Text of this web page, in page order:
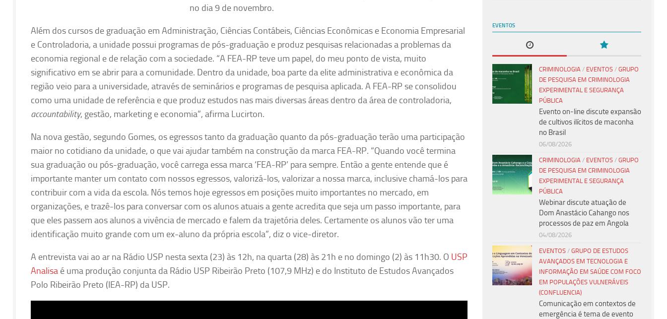
no dia 9 de novembro.
Além dos cursos de graduação em Administração, Ciências Contábeis, Ciências Econômicas e Economia Empresarial
e Controladoria, a unidade possui programas de pós-graduação e produz pesquisas relacionadas a problemas da
economia regional e de relação com a sociedade. “A FEA-RP teve um papel, do meu ponto de vista, muito
significativo em se abrir para a comunidade. Dentro da unidade, boa parte da elite administrativa e econômica da
região veio para a universidade, através de seminários e programas de pesquisa aplicada. A FEA-RP se consolidou
como uma unidade de referência e que produz estudos nas mais diversas áreas dentro da área de controladoria,
accountability, gestão, marketing e economia”, afirma Lucirton.
Na nova gestão, segundo Gomes, os egressos tanto da graduação quanto da pós-graduação terão uma participação
maior no cotidiano da unidade, o que vai ajudar também na construção da marca FEA-RP. “Quando você termina
sua graduação ou pós-graduação, você carrega essa marca ‘FEA-RP’ para sempre. Então a gente entende que é
importante manter um contato com nossos egressos, valorizá-los, valorizar a nossa marca, inclusive chamá-los para
contribuir com a vida da escola. Nós temos hoje egressos em posições muito importantes no mercado, em
organizações, e trazê-los para conversar com os alunos atuais a gente acredita que seja um passo importante, para
que eles passem aos alunos a vivência de mercado e falem da trajetória deles. Certamente os alunos vão ter uma
identificação muito grande com um ex-aluno da própria escola”, diz o vice-diretor.
A entrevista vai ao ar na Rádio USP nesta sexta (23) às 12h, na quarta (28) às 21h e no domingo (2) às 11h30. O USP
Analisa é uma produção conjunta da Rádio USP Ribeirão Preto (107,9 MHz) e do Instituto de Estudos Avançados
Polo Ribeirão Preto (IEA-RP) da USP.
EVENTOS
CRIMINOLOGIA / EVENTOS / GRUPO
DE PESQUISA EM CRIMINOLOGIA
EXPERIMENTAL E SEGURANÇA
PÚBLICA
Evento on-line discute expansão
de cultivos ilícitos de maconha
no Brasil
06/08/2026
CRIMINOLOGIA / EVENTOS / GRUPO
DE PESQUISA EM CRIMINOLOGIA
EXPERIMENTAL E SEGURANÇA
PÚBLICA
Webinar discute atuação de
Dom Anastácio Cahango nos
processos de paz em Angola
04/08/2026
EVENTOS / GRUPO DE ESTUDOS
AVANÇADOS EM TECNOLOGIA E
INFORMAÇÃO EM SAÚDE COM FOCO
EM POPULAÇÕES VULNERÁVEIS
(CONFLUENCIA)
Comunicação em contextos de
emergência é tema de evento